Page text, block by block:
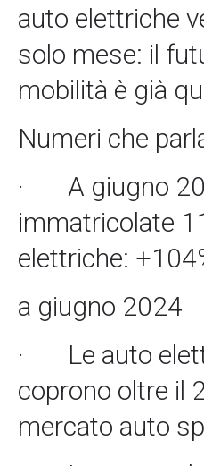
auto elettriche
solo mese: il
mobilità è già
Numeri che
·
A giugno
immatricolate
elettriche:
a giugno 2024
·
Le auto
coprono oltre il
mercato auto